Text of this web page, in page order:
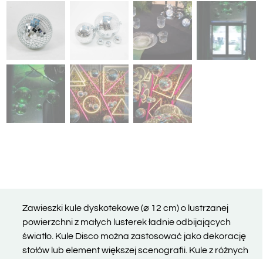
Zawieszki kule dyskotekowe (⌀ 12 cm) o lustrzanej
powierzchni z małych lusterek ładnie odbijających
światło. Kule Disco można zastosować jako dekorację
stołów lub element większej scenografii. Kule z różnych